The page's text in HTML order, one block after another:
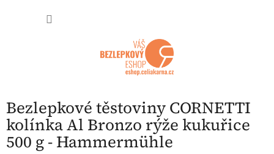
Bezlepkové těstoviny CORNETTI
kolínka Al Bronzo rýže kukuřice
500 g - Hammermühle